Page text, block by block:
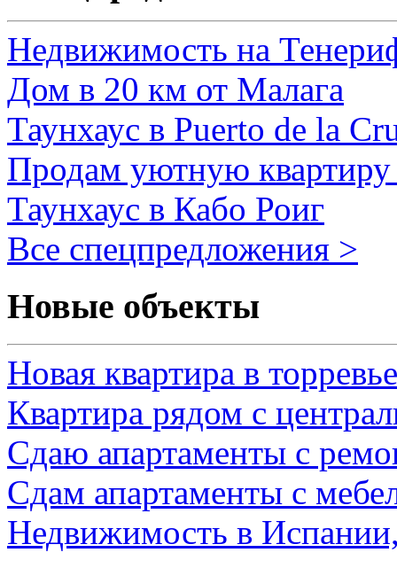
Недвижимость на
Дом в 20 км от Малага
Таунхаус в Puerto de la
Продам уютную
Таунхаус в Кабо Роиг
Все спецпредложения >
Новые объекты
Новая квартира в
Квартира рядом с
Сдаю апартаменты с
Сдам апартаменты с
Недвижимость в